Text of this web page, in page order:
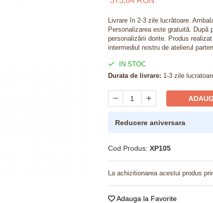
Livrare în 2-3 zile lucrătoare.
Personalizarea este gratuită.
personalizării dorite. Produs
intermediul nostru de atelierul
IN STOC
Durata de livrare: 1-3 zile
Reducere aniversara
Cod Produs: XP105
La achizitionarea acestui produs
Adauga la Favorite